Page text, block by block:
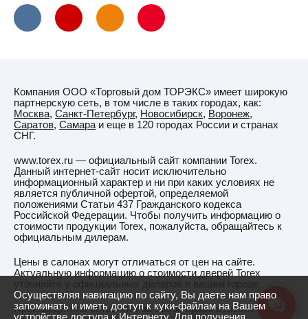
Компания ООО «Торговый дом ТОРЭКС» имеет широкую
партнерскую сеть, в том числе в таких городах, как:
Москва, Санкт-Петербург, Новосибирск, Воронеж,
Саратов, Самара и еще в 120 городах России и странах
СНГ.
www.torex.ru — официальный сайт компании Torex.
Данный интернет-сайт носит исключительно
информационный характер и ни при каких условиях не
является публичной офертой, определяемой
положениями Статьи 437 Гражданского кодекса
Российской Федерации. Чтобы получить информацию о
стоимости продукции Torex, пожалуйста, обращайтесь к
официальным дилерам.
Цены в салонах могут отличаться от цен на сайте.
Актуальную информацию о стоимости дверей Torex
Производитель оставляет за собой право в любое время
Осуществляя навигацию по сайту, Вы даете нам право
запоминать и иметь доступ к куки-файлам на Вашем